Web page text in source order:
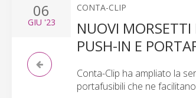
06
GIU '23
CONTA-CLIP
NUOVI MORSETTI
PUSH-IN E
Conta-Clip ha ampliato la
portafusibili che ne facilitano